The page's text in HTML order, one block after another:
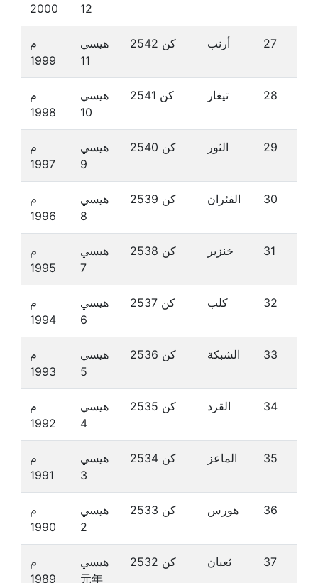
2000
12
م
1999
هيسي
11
كن 2542 أرنب 27
م
1998
هيسي
10
كن 2541 تيغار 28
م
1997
هيسي
9
كن 2540 الثور 29
م
1996
هيسي
8
كن 2539 الفئران 30
م
1995
هيسي
7
كن 2538 خنزير 31
م
1994
هيسي
6
كن 2537 كلب 32
م
1993
هيسي
5
كن 2536 الشبكة 33
م
1992
هيسي
4
كن 2535 القرد 34
م
1991
هيسي
3
كن 2534 الماعز 35
م
1990
هيسي
2
كن 2533 هورس 36
م
1989
هيسي
元年
كن 2532 ثعبان 37